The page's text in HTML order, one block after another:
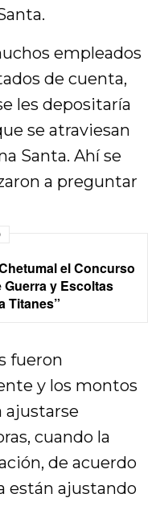
empleados
de cuenta,
les depositaría
se atraviesan
Santa. Ahí se
a preguntar
el Concurso
y Escoltas
Titanes”
fueron
y los montos
ajustarse
cuando la
de acuerdo
están ajustando